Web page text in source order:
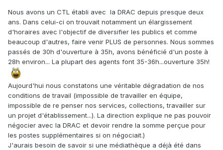
Nous avons un CTL établi avec la DRAC depuis presque deux
ans. Dans celui-ci on trouvait notamment un élargissement
d'horaires avec l'objectif de diversifier les publics et comme
beaucoup d'autres, faire venir PLUS de personnes. Nous sommes
passés de 30h d'ouverture à 35h, avons bénéficié d'un poste à
28h environ... La plupart des agents font 35-36h...ouverture 35h!
Aujourd'hui nous constatons une véritable dégradation de nos
conditions de travail (impossible de travailler en équipe,
impossible de re penser nos services, collections, travailler sur
un projet d'établissement...). La direction explique ne pas pouvoir
négocier avec la DRAC et devoir rendre la somme perçue pour
les postes supplémentaires si on négociait.)
J'aurais besoin de savoir si une médiathèque a déjà été dans